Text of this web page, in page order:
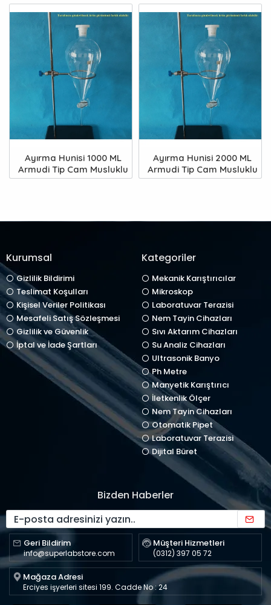
Ayırma Hunisi 1000 ML
Armudi Tip Cam Musluklu
Ayırma Hunisi 2000 ML
Armudi Tip Cam Musluklu
Kurumsal
Gizlilik Bildirimi
Teslimat Koşulları
Kişisel Veriler Politikası
Mesafeli Satış Sözleşmesi
Gizlilik ve Güvenlik
İptal ve İade Şartları
Kategoriler
Mekanik Karıştırıcılar
Mikroskop
Laboratuvar Terazisi
Nem Tayin Cihazları
Sıvı Aktarım Cihazları
Su Analiz Cihazları
Ultrasonik Banyo
Ph Metre
Manyetik Karıştırıcı
İletkenlik Ölçer
Nem Tayin Cihazları
Otomatik Pipet
Laboratuvar Terazisi
Dijital Büret
Bizden Haberler
Geri Bildirim
info@superlabstore.com
Müşteri Hizmetleri
(0312) 397 05 72
Mağaza Adresi
Erciyes işyerleri sitesi 199. Cadde No : 24